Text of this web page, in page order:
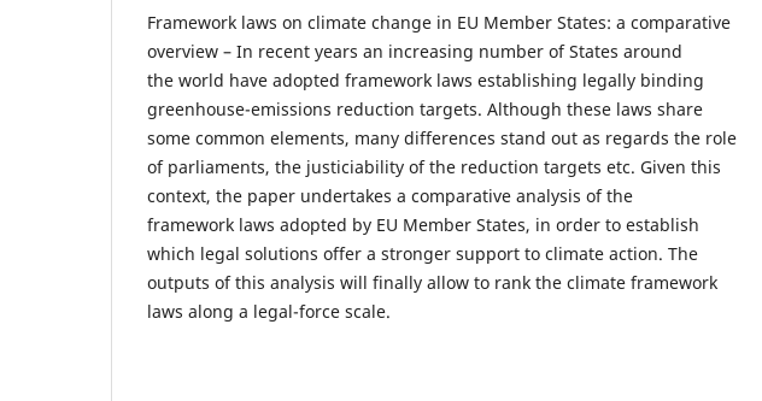
Framework laws on climate change in EU Member States: a comparative
overview – In recent years an increasing number of States around
the world have adopted framework laws establishing legally binding
greenhouse-emissions reduction targets. Although these laws share
some common elements, many differences stand out as regards the role
of parliaments, the justiciability of the reduction targets etc. Given this
context, the paper undertakes a comparative analysis of the
framework laws adopted by EU Member States, in order to establish
which legal solutions offer a stronger support to climate action. The
outputs of this analysis will finally allow to rank the climate framework
laws along a legal-force scale.